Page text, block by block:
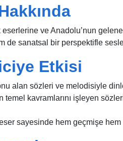
ve Anadolu’nun
de sanatsal bir perspektifle
Etkisi
alan sözleri ve melodisiyle
temel kavramlarını işleyen
sayesinde hem geçmişe